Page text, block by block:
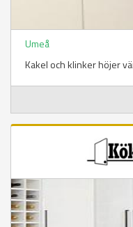
Umeå
Kakel och klinker höjer